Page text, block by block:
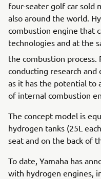
four-seater golf car sold
also around the world.
combustion engine that
technologies and at the
the combustion process.
conducting research
as it has the potential to
of internal combustion
The concept model is
hydrogen tanks (25L
seat and on the back of
To date, Yamaha has
with hydrogen engines,